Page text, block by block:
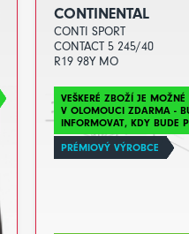
CONTINENTAL
CONTI SPORT
CONTACT 5 245/40
R19 98Y MO
VEŠKERÉ ZBOŽÍ JE
V OLOMOUCI ZDARMA -
INFORMOVAT, KDY BUDE
PRÉMIOVÝ VÝROBCE